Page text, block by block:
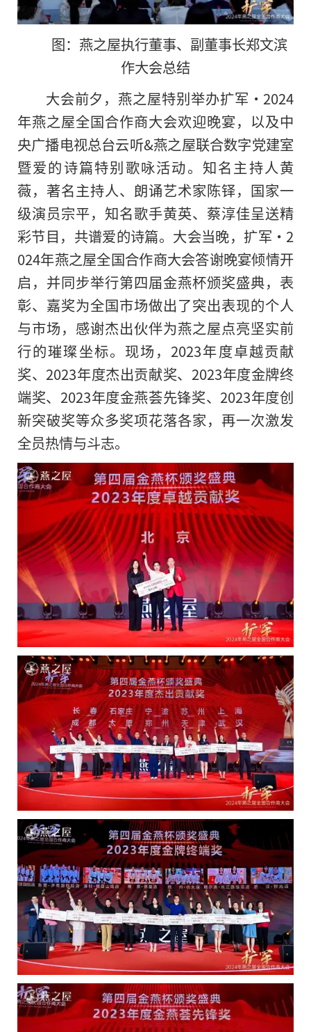
图：燕之屋执行董事、副董事长郑文滨
作大会总结
大会前夕，燕之屋特别举办扩军·2024
年燕之屋全国合作商大会欢迎晚宴，以及中
央广播电视总台云听&燕之屋联合数字党建室
暨爱的诗篇特别歌咏活动。知名主持人黄
薇，著名主持人、朗诵艺术家陈铎，国家一
级演员宗平，知名歌手黄英、蔡淳佳呈送精
彩节目，共谱爱的诗篇。大会当晚，扩军·2
024年燕之屋全国合作商大会答谢晚宴倾情开
启，并同步举行第四届金燕杯颁奖盛典，表
彰、嘉奖为全国市场做出了突出表现的个人
与市场，感谢杰出伙伴为燕之屋点亮坚实前
行的璀璨坐标。现场，2023年度卓越贡献
奖、2023年度杰出贡献奖、2023年度金牌终
端奖、2023年度金燕荟先锋奖、2023年度创
新突破奖等众多奖项花落各家，再一次激发
全员热情与斗志。